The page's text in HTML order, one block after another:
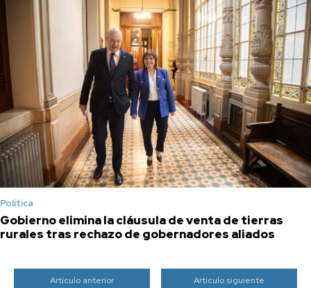
Política
Gobierno elimina la cláusula de venta de tierras
rurales tras rechazo de gobernadores aliados
Artículo anterior Artículo siguiente